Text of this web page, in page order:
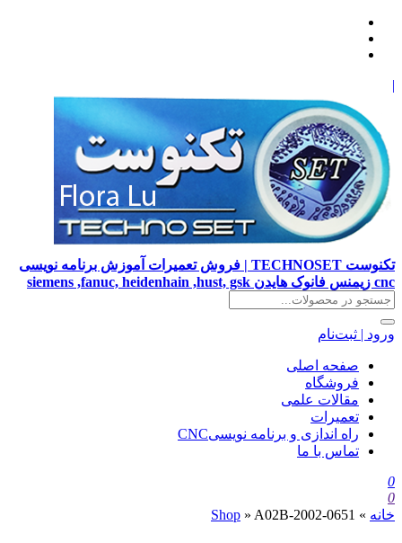
|
تکنوست TECHNOSET | فروش تعمیرات آموزش برنامه نویسی
cnc زیمنس فانوک هایدن siemens ,fanuc, heidenhain ,hust, gsk
ورود | ثبت‌نام
صفحه اصلی
فروشگاه
مقالات علمی
تعمیرات
راه اندازی و برنامه نویسیCNC
تماس با ما
0
0
خانه »
Shop » A02B-2002-0651